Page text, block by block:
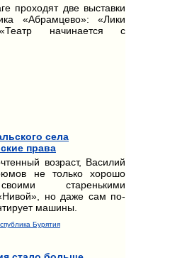
проходят две выставки
«Абрамцево»: «Лики
начинается с
села
права
возраст, Василий
не только хорошо
старенькими
но даже сам по-
машины.
Бурятия